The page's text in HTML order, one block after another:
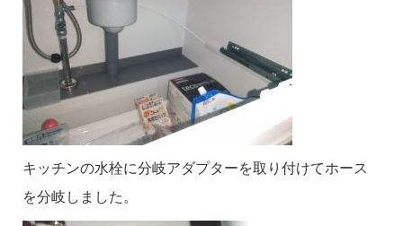
キッチンの水栓に分岐アダプターを取り付けてホース
を分岐しました。